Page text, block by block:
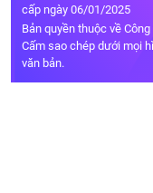
cấp ngày 06/01/2025
Bản quyền thuộc về
Cấm sao chép dưới mọi
văn bản.